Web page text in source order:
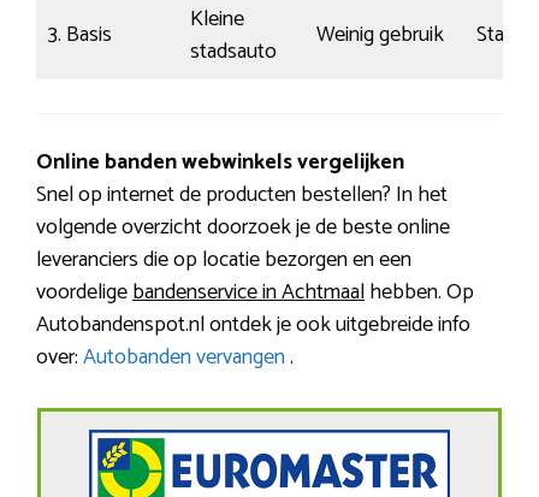
3. Basis
Kleine
stadsauto
Weinig gebruik
Online banden webwinkels vergelijken
Snel op internet de producten bestellen? In het
volgende overzicht doorzoek je de beste online
leveranciers die op locatie bezorgen en een
voordeligebandenservice in Achtmaalhebben. Op
Autobandenspot.nl ontdek je ook uitgebreide info
over:Autobanden vervangen.